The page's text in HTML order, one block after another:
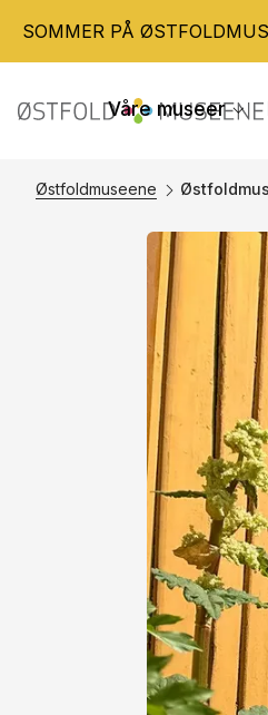
SOMMER PÅ
Våre museer
Østfoldmuseene